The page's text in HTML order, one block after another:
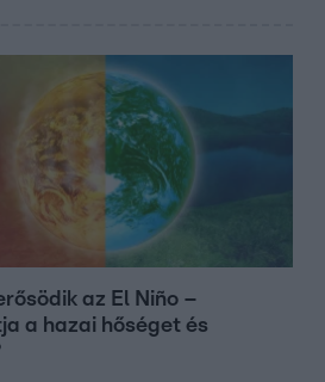
az El Niño –
a hazai hőséget és